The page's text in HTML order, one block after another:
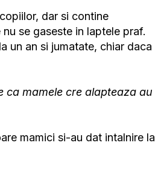
dar si contine
se gaseste in laptele praf.
un an si jumatate, chiar daca
ca mamele cre alapteaza au
mamici si-au dat intalnire la